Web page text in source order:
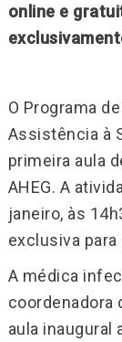
online e
O Programa
Assistência à
primeira aula
AHEG. A
janeiro, às
exclusiva
A médica
coordenadora
aula inaugural